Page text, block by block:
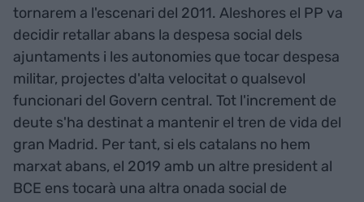
tornarem a l'escenari del 2011. Aleshores el PP va
decidir retallar abans la despesa social dels
ajuntaments i les autonomies que tocar despesa
militar, projectes d'alta velocitat o qualsevol
funcionari del Govern central. Tot l'increment de
deute s'ha destinat a mantenir el tren de vida del
gran Madrid. Per tant, si els catalans no hem
marxat abans, el 2019 amb un altre president al
BCE ens tocarà una altra onada social de